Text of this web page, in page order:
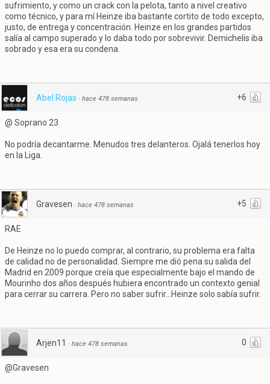
sufrimiento, y como un crack con la pelota, tanto a nivel creativo
como técnico, y para mí Heinze iba bastante cortito de todo excepto,
justo, de entrega y concentración. Heinze en los grandes partidos
salía al campo superado y lo daba todo por sobrevivir. Demichelis iba
sobrado y esa era su condena.
+6
Abel Rojas · hace 478 semanas
@ Soprano 23
No podría decantarme. Menudos tres delanteros. Ojalá tenerlos hoy
en la Liga.
+5
Gravesen · hace 478 semanas
RAE
De Heinze no lo puedo comprar, al contrario, su problema era falta
de calidad no de personalidad. Siempre me dió pena su salida del
Madrid en 2009 porque creía que especialmente bajo el mando de
Mourinho dos años después hubiera encontrado un contexto genial
para cerrar su carrera. Pero no saber sufrir...Heinze solo sabía sufrir.
0
Arjen11 · hace 478 semanas
@Gravesen